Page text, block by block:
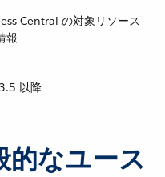
Central の対象リソース
報
以降
的なユース